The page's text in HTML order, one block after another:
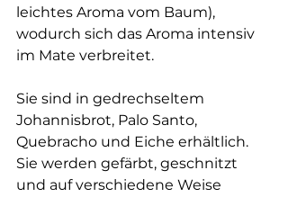
leichtes Aroma vom Baum),
wodurch sich das Aroma intensiv
im Mate verbreitet.
Sie sind in gedrechseltem
Johannisbrot, Palo Santo,
Quebracho und Eiche erhältlich.
Sie werden gefärbt, geschnitzt
und auf verschiedene Weise